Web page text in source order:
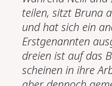
teilen, sitzt Bruna
und hat sich ein
Erstgenannten
dreien ist auf das
scheinen in ihre